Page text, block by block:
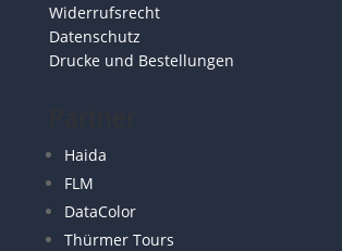
Widerrufsrecht
Datenschutz
Drucke und Bestellungen
Haida
FLM
DataColor
Thürmer Tours